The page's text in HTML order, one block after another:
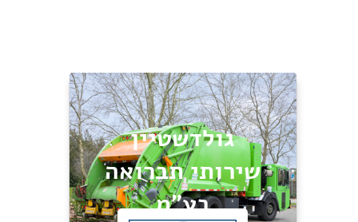
גולדשטיין
שירותי תברואה
בע"מ